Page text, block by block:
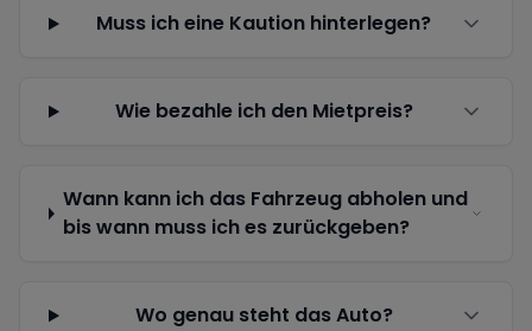
Muss ich eine Kaution hinterlegen?
Wie bezahle ich den Mietpreis?
Wann kann ich das Fahrzeug abholen und
bis wann muss ich es zurückgeben?
Wo genau steht das Auto?